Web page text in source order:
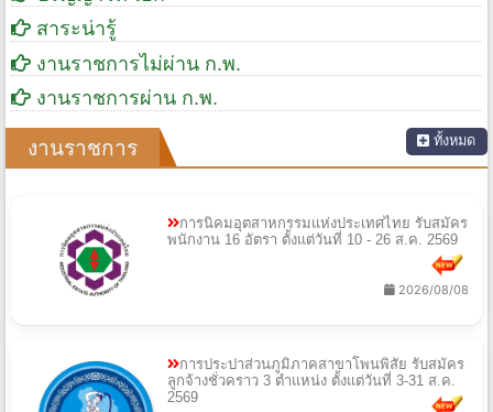
สาระน่ารู้
งานราชการไม่ผ่าน ก.พ.
งานราชการผ่าน ก.พ.
งานราชการ ทั้งหมด
การนิคมอุตสาหกรรมแห่งประเทศไทย รับสมัคร
พนักงาน 16 อัตรา ตั้งแต่วันที่ 10 - 26 ส.ค. 2569
2026/08/08
การประปาส่วนภูมิภาคสาขาโพนพิสัย รับสมัคร
ลูกจ้างชั่วคราว 3 ตำแหน่ง ตั้งแต่วันที่ 3-31 ส.ค.
2569